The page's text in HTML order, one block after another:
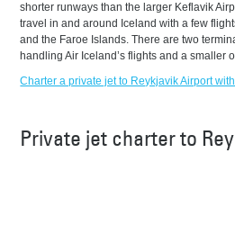
shorter runways than the larger Keflavik
travel in and around Iceland with a few
and the Faroe Islands. There are two
handling Air Iceland’s flights and a smaller
Charter a private jet to Reykjavik Airport
Private jet charter to